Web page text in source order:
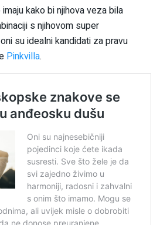
kako bi njihova veza bila
s njihovom super
su idealni kandidati za pravu
Pinkvilla.